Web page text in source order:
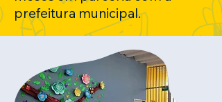
prefeitura municipal.